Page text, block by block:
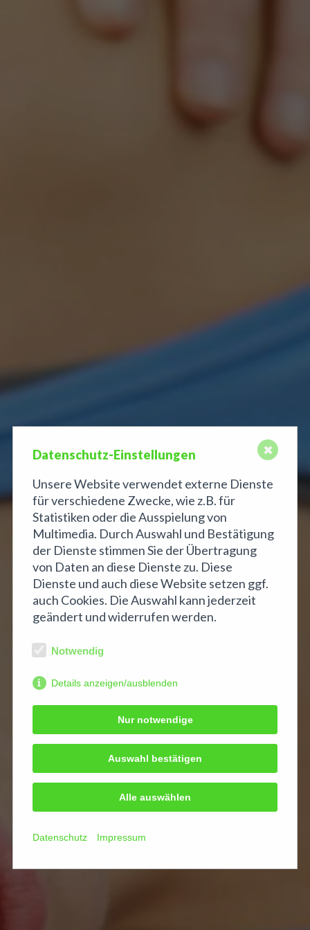
Datenschutz-Einstellungen
Unsere Website verwendet externe Dienste
für verschiedene Zwecke, wie z.B. für
Statistiken oder die Ausspielung von
Multimedia. Durch Auswahl und Bestätigung
der Dienste stimmen Sie der Übertragung
von Daten an diese Dienste zu. Diese
Dienste und auch diese Website setzen ggf.
auch Cookies. Die Auswahl kann jederzeit
geändert und widerrufen werden.
Notwendig
Details anzeigen/ausblenden
Nur notwendige
Auswahl bestätigen
Alle auswählen
Datenschutz Impressum
✖